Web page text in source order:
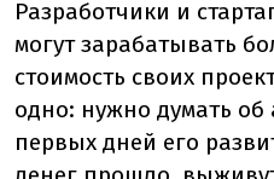
Разработчики и
могут зарабатывать
стоимость своих
одно: нужно думать об
первых дней его